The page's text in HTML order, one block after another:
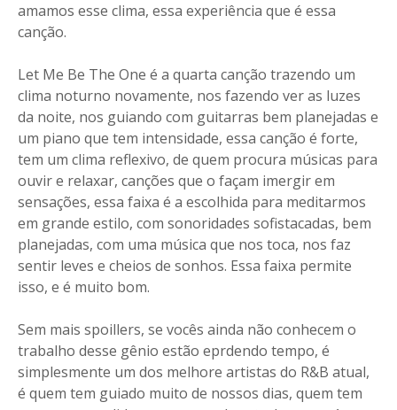
amamos esse clima, essa experiência que é essa
canção.
Let Me Be The One é a quarta canção trazendo um
clima noturno novamente, nos fazendo ver as luzes
da noite, nos guiando com guitarras bem planejadas e
um piano que tem intensidade, essa canção é forte,
tem um clima reflexivo, de quem procura músicas para
ouvir e relaxar, canções que o façam imergir em
sensações, essa faixa é a escolhida para meditarmos
em grande estilo, com sonoridades sofistacadas, bem
planejadas, com uma música que nos toca, nos faz
sentir leves e cheios de sonhos. Essa faixa permite
isso, e é muito bom.
Sem mais spoillers, se vocês ainda não conhecem o
trabalho desse gênio estão eprdendo tempo, é
simplesmente um dos melhore artistas do R&B atual,
é quem tem guiado muito de nossos dias, quem tem